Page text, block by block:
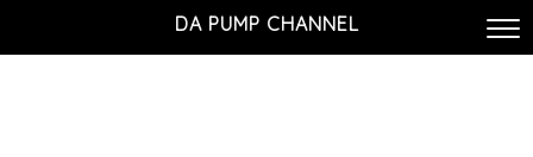
DA PUMP CHANNEL